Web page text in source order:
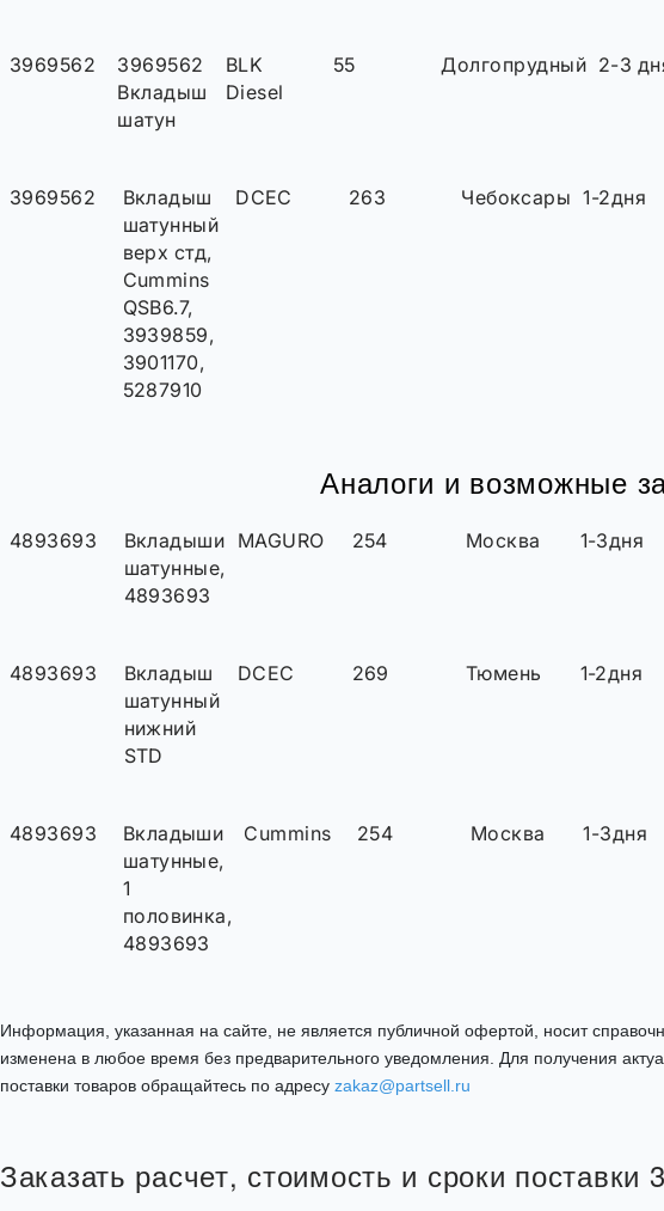
3969562
3969562
Вкладыш
шатун
BLK
Diesel
55 Долгопрудный 2-3
3969562
Вкладыш
шатунный
верх стд,
Cummins
QSB6.7,
3939859,
3901170,
5287910
DCEC 263 Чебоксары 1-2дня
Аналоги и возможные
4893693
Вкладыши
шатунные,
4893693
MAGURO 254 Москва 1-3дня
4893693
Вкладыш
шатунный
нижний
STD
DCEC 269 Тюмень 1-2дня
4893693
Вкладыши
шатунные,
1
половинка,
4893693
Cummins 254 Москва 1-3дня
Информация, указанная на сайте, не является публичной офертой, носит
изменена в любое время без предварительного уведомления. Для получения
поставки товаров обращайтесь по адресу zakaz@partsell.ru
Заказать расчет, стоимость и сроки поставки